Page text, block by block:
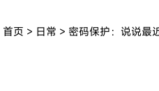
首页 > 日常 > 密码保护：说说最